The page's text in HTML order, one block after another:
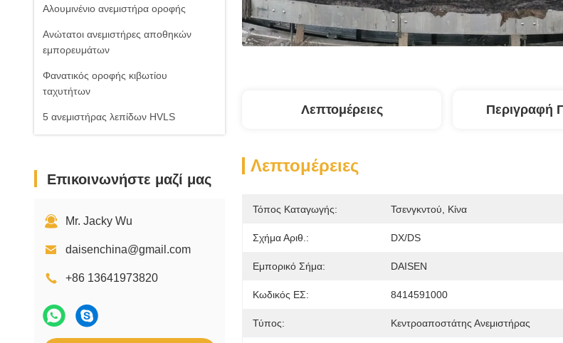
Αλουμινένιο ανεμιστήρα οροφής
Ανώτατοι ανεμιστήρες αποθηκών
εμπορευμάτων
Φανατικός οροφής κιβωτίου
ταχυτήτων
5 ανεμιστήρας λεπίδων HVLS
Επικοινωνήστε μαζί μας
Mr. Jacky Wu
daisenchina@gmail.com
+86 13641973820
Λεπτομέρειες Περιγραφή
Λεπτομέρειες
Τόπος Καταγωγής: Τσενγκντού, Κίνα
Σχήμα Αριθ.: DX/DS
Εμπορικό Σήμα: DAISEN
Κωδικός ΕΣ: 8414591000
Τύπος: Κεντροαποστάτης Ανεμιστήρας